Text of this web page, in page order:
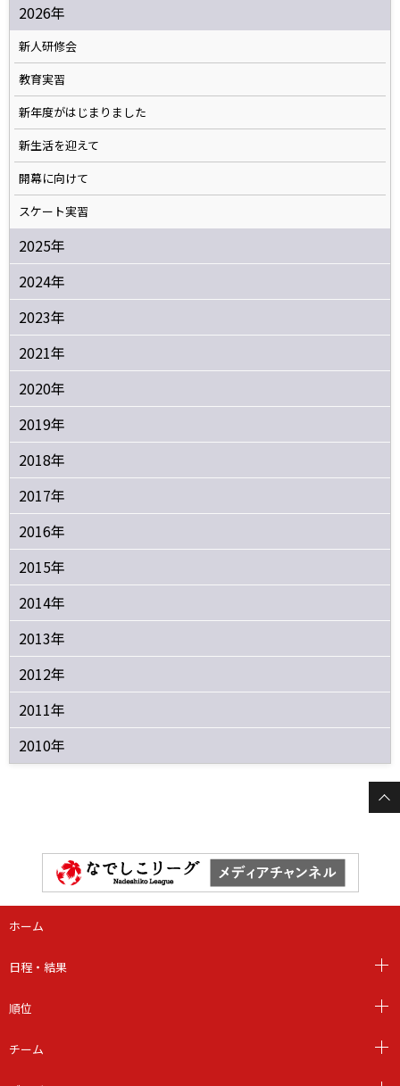
2026年
新人研修会
教育実習
新年度がはじまりました
新生活を迎えて
開幕に向けて
スケート実習
2025年
2024年
2023年
2021年
2020年
2019年
2018年
2017年
2016年
2015年
2014年
2013年
2012年
2011年
2010年
ホーム
日程・結果
順位
チーム